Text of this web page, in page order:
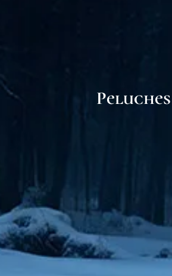
Peluches